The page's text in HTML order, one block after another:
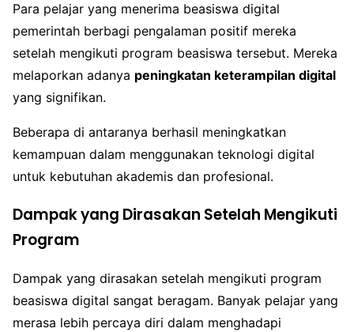
Para pelajar yang menerima beasiswa digital
pemerintah berbagi pengalaman positif mereka
setelah mengikuti program beasiswa tersebut. Mereka
melaporkan adanya peningkatan keterampilan digital
yang signifikan.
Beberapa di antaranya berhasil meningkatkan
kemampuan dalam menggunakan teknologi digital
untuk kebutuhan akademis dan profesional.
Dampak yang Dirasakan Setelah Mengikuti
Program
Dampak yang dirasakan setelah mengikuti program
beasiswa digital sangat beragam. Banyak pelajar yang
merasa lebih percaya diri dalam menghadapi